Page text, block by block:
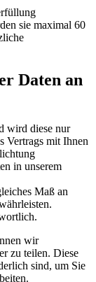
sie maximal 60
Daten an
wird diese nur
Vertrags mit Ihnen
in unserem
Maß an
wir
zu teilen. Diese
sind, um Sie